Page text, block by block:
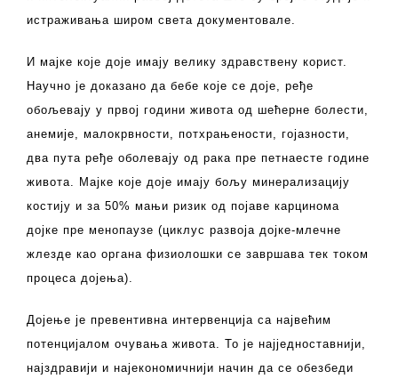
истраживања широм света документовале.
И мајке које доје имају велику здравствену корист.
Научно је доказано да бебе које се доје, ређе
обољевају у првој години живота од шећерне болести,
анемије, малокрвности, потхрањености, гојазности,
два пута ређе оболевају од рака пре петнаесте године
живота. Мајке које доје имају бољу минерализацију
костију и за 50% мањи ризик од појаве карцинома
дојке пре менопаузе (циклус развоја дојке-млечне
жлезде као органа физиолошки се завршава тек током
процеса дојења).
Дојење је превентивна интервенција са највећим
потенцијалом очувања живота. То је најједноставнији,
најздравији и најекономичнији начин да се обезбеди